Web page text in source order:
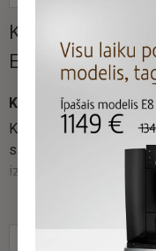
Kafijas pupiņas
EXCLUSIVE |
Kafijas pupiņas ATAR
Kafija īstiem
sajauktas speciālās
izsmalcinātu, maigu un
atlasot desmit
ir kafija ar viegli
tikai pēc tās
ŠAJĀ PAŠĀ PREČU